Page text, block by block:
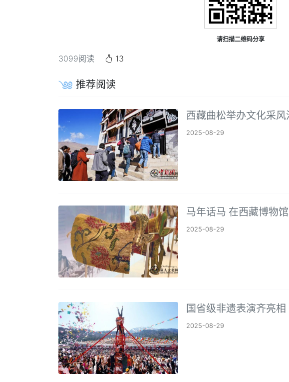
请扫描二维码分享
3099阅读 13
推荐阅读
西藏曲松举办文化采
2025-08-29
马年话马 在西藏博物
2025-08-29
国省级非遗表演齐亮
2025-08-29